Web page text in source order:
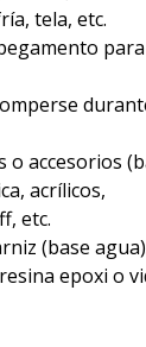
tela, etc.
para
accesorios
acrílicos,
etc.
(base
epoxi o